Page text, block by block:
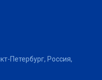
Петербург, Россия,